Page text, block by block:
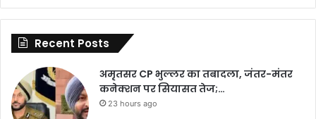
Recent Posts
अमृतसर CP भुल्लर का तबादला, जंतर-मंतर
कनेक्शन पर सियासत तेज;…
23 hours ago